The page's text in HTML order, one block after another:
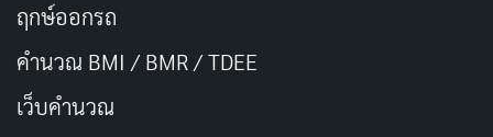
ฤกษ์ออกรถ
คำนวณ BMI / BMR / TDEE
เว็บคํานวณ